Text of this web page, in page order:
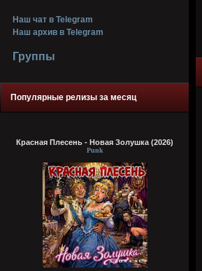
Наш чат в Telegram
Наш архив в Telegram
Группы
Популярные релизы за месяц
Красная Плесень - Новая Золушка (2026)
Punk